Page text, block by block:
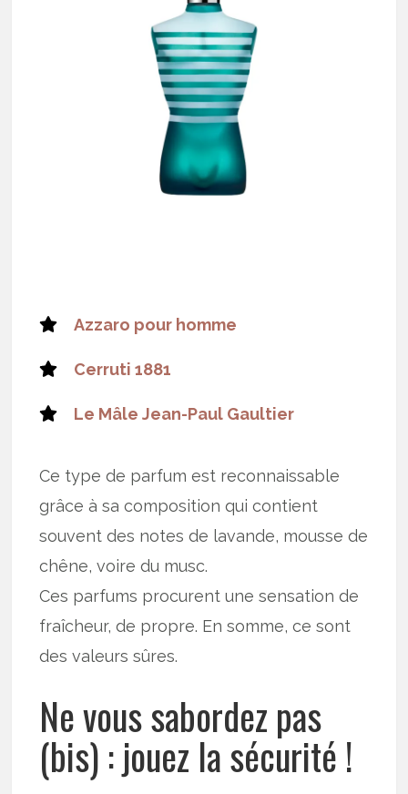
Azzaro pour homme
Cerruti 1881
Le Mâle Jean-Paul Gaultier
Ce type de parfum est reconnaissable
grâce à sa composition qui contient
souvent des notes de lavande, mousse de
chêne, voire du musc.
Ces parfums procurent une sensation de
fraîcheur, de propre. En somme, ce sont
des valeurs sûres.
Ne vous sabordez pas
(bis) : jouez la sécurité !